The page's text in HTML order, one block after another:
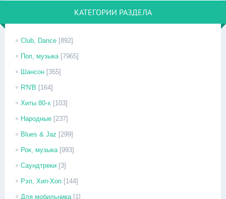
КАТЕГОРИИ РАЗДЕЛА
Club, Dance [892]
Поп, музыка [7965]
Шансон [355]
R'N'B [164]
Хиты 80-х [103]
Народные [237]
Blues & Jaz [299]
Рок, музыка [993]
Саундтреки [3]
Рэп, Хип-Хоп [144]
Для мобильника [1]